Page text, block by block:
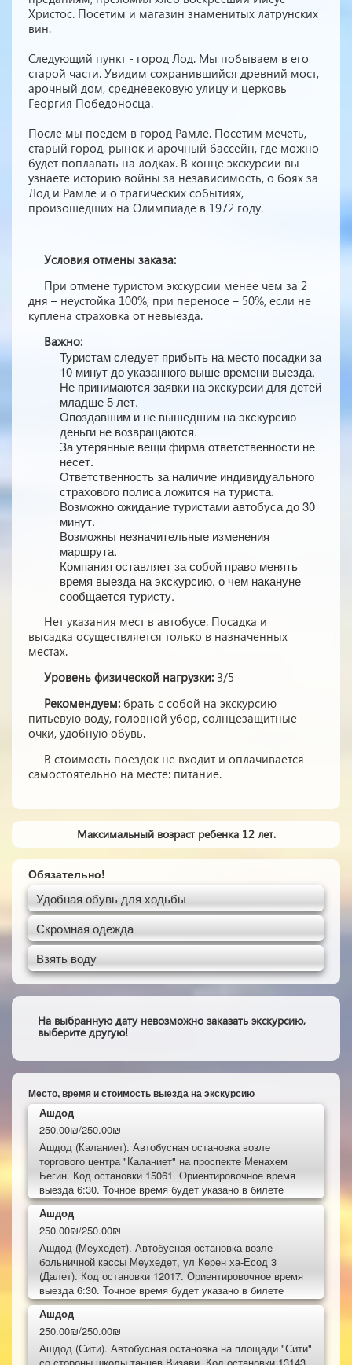
Христос. Посетим и магазин знаменитых латрунских
вин.
Следующий пункт - город Лод. Мы побываем в его
старой части. Увидим сохранившийся древний мост,
арочный дом, средневековую улицу и церковь
Георгия Победоносца.
После мы поедем в город Рамле. Посетим мечеть,
старый город, рынок и арочный бассейн, где можно
будет поплавать на лодках. В конце экскурсии вы
узнаете историю войны за независимость, о боях за
Лод и Рамле и о трагических событиях,
произошедших на Олимпиаде в 1972 году.
Условия отмены заказа:
При отмене туристом экскурсии менее чем за 2
дня – неустойка 100%, при переносе – 50%, если не
куплена страховка от невыезда.
Важно:
Туристам следует прибыть на место посадки за
10 минут до указанного выше времени выезда.
Не принимаются заявки на экскурсии для детей
младше 5 лет.
Опоздавшим и не вышедшим на экскурсию
деньги не возвращаются.
За утерянные вещи фирма ответственности не
несет.
Ответственность за наличие индивидуального
страхового полиса ложится на туриста.
Возможно ожидание туристами автобуса до 30
минут.
Возможны незначительные изменения
маршрута.
Компания оставляет за собой право менять
время выезда на экскурсию, о чем накануне
сообщается туристу.
Нет указания мест в автобуcе. Посадка и
высадка осуществляется только в назначенных
местах.
Уровень физической нагрузки: 3/5
Рекомендуем: брать с собой на экскурсию
питьевую воду, головной убор, солнцезащитные
очки, удобную обувь.
В стоимость поездок не входит и оплачивается
самостоятельно на месте: питание.
Максимальный возраст ребенка 12 лет.
Обязательно!
Удобная обувь для ходьбы
Скромная одежда
Взять воду
На выбранную дату невозможно заказать экскурсию,
выберите другую!
Место, время и стоимость выезда на экскурсию
Ашдод
250.00₪/250.00₪
Ашдод (Каланиет). Автобусная остановка возле
торгового центра "Каланиет" на проспекте Менахем
Бегин. Код остановки 15061. Ориентировочное время
выезда 6:30. Точное время будет указано в билете
Ашдод
250.00₪/250.00₪
Ашдод (Меухедет). Автобусная остановка возле
больничной кассы Меухедет, ул Керен ха-Есод 3
(Далет). Код остановки 12017. Ориентировочное время
выезда 6:30. Точное время будет указано в билете
Ашдод
250.00₪/250.00₪
Ашдод (Сити). Автобусная остановка на площади "Сити"
со стороны школы танцев Визави. Код остановки 13143.